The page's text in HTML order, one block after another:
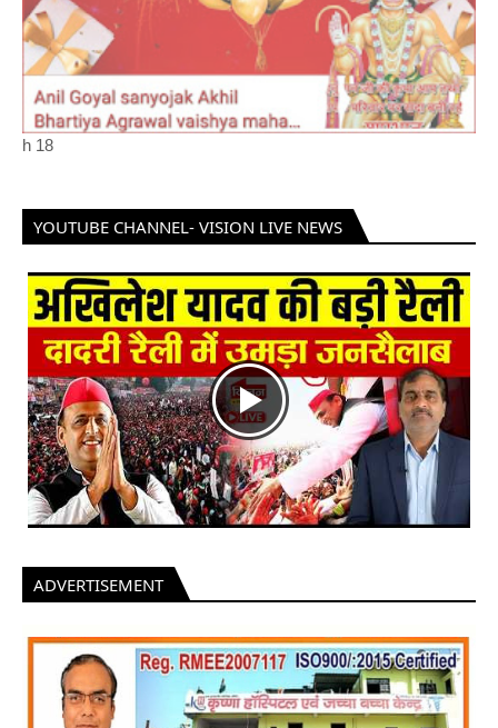
h 18
YOUTUBE CHANNEL- VISION LIVE NEWS
ADVERTISEMENT